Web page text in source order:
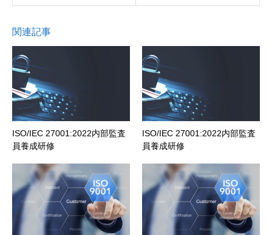
関連記事
ISO/IEC 27001:2022内部監査
員養成研修
ISO/IEC 27001:2022内部監査
員養成研修